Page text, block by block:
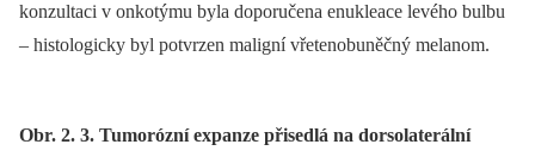
konzultaci v onkotýmu byla doporučena enukleace levého bulbu
–⁠ histologicky byl potvrzen maligní vřetenobuněčný melanom.
Obr. 2. 3. Tumorózní expanze přisedlá na dorsolaterální